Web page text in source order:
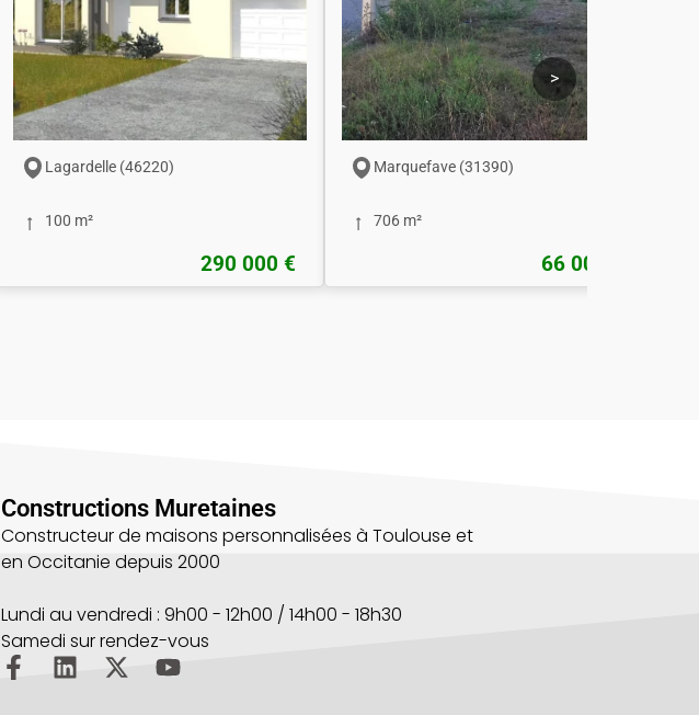
Lagardelle (46220)
100 m²
290 000 €
Marquefave (31390)
706 m²
66 000 €
>
Constructions Muretaines
Constructeur de maisons personnalisées à Toulouse et
en Occitanie depuis 2000
Lundi au vendredi : 9h00 - 12h00 / 14h00 - 18h30
Samedi sur rendez-vous